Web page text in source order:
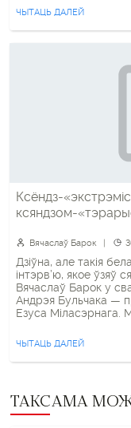
такого шага
что поводом к его
ютуб 7 марта
ЧЫТАЦЬ ДАЛЕЙ
Ксёндз-
ксяндзом-
Вячаслаў Барок
Дзіўна, але такія
інтэрв’ю, якое ўзяў
Вячаслаў Барок у
Андрэя Бульчака —
Езуса Міласэрнага.
Беларусі. Чаму?
яго […]
ЧЫТАЦЬ ДАЛЕЙ
ТАКСАМА